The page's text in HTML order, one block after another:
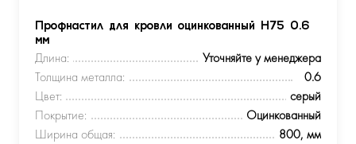
Профнастил для кровли оцинкованный Н75 0.6
мм
Длина:
Уточняйте у менеджера
Толщина металла:
0.6
Цвет:
серый
Покрытие:
Оцинкованный
Ширина общая:
800, мм